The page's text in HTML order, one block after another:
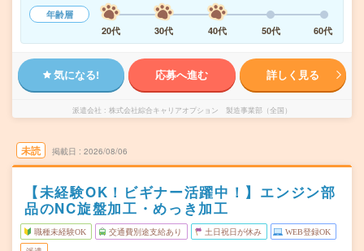
年齢層
20代
30代 40代 50代 60代
気になる! 応募へ進む 詳しく見る
派遣会社 株式会社綜合キャリアオプション 製造事業部（全国）
未読 掲載日 2026/08/06
【未経験OK！ビギナー活躍中！】エンジン部
品のNC旋盤加工・めっき加工
職種未経験OK 交通費別途支給あり 土日祝日が休み WEB登録OK